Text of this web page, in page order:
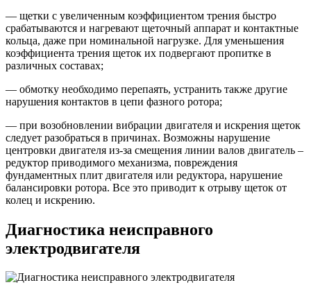
— щетки c увеличенным коэффициентом трения быстро
срабатываются и нагревают щеточный аппарат и контактные
кольца, даже при номинальной нагрузке. Для уменьшения
коэффициента трения щеток их подвергают пропитке в
различных составах;
— обмотку необходимо перепаять, устранить также другие
нарушения контактов в цепи фазного ротора;
— при возобновлении вибрации двигателя и искрения щеток
следует разобраться в причинах. Возможны нарушение
центровки двигателя из-за смещения линии валов двигатель –
редуктор приводимого механизма, повреждения
фундаментных плит двигателя или редуктора, нарушение
балансировки ротора. Все это приводит к отрыву щеток от
колец и искрению.
Диагностика неисправного
электродвигателя